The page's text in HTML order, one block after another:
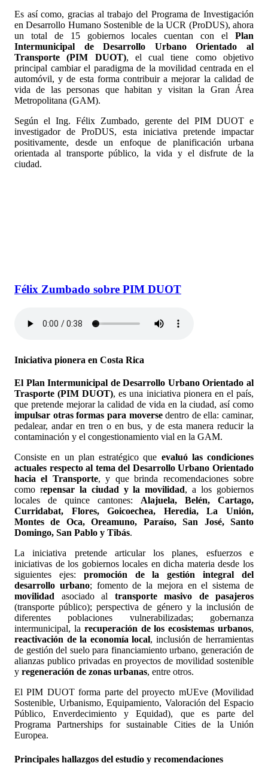
Es así como, gracias al trabajo del Programa de Investigación
en Desarrollo Humano Sostenible de la UCR (ProDUS), ahora
un total de 15 gobiernos locales cuentan con el Plan
Intermunicipal de Desarrollo Urbano Orientado al
Transporte (PIM DUOT), el cual tiene como objetivo
principal cambiar el paradigma de la movilidad centrada en el
automóvil, y de esta forma contribuir a mejorar la calidad de
vida de las personas que habitan y visitan la Gran Área
Metropolitana (GAM).
Según el Ing. Félix Zumbado, gerente del PIM DUOT e
investigador de ProDUS, esta iniciativa pretende impactar
positivamente, desde un enfoque de planificación urbana
orientada al transporte público, la vida y el disfrute de la
ciudad.
Félix Zumbado sobre PIM DUOT
Iniciativa pionera en Costa Rica
El Plan Intermunicipal de Desarrollo Urbano Orientado al
Trasporte (PIM DUOT), es una iniciativa pionera en el país,
que pretende mejorar la calidad de vida en la ciudad, así como
impulsar otras formas para moversedentro de ella: caminar,
pedalear, andar en tren o en bus, y de esta manera reducir la
contaminación y el congestionamiento vial en la GAM.
Consiste en un plan estratégico que evaluó las condiciones
actuales respecto al tema del Desarrollo Urbano Orientado
hacia el Transporte, y que brinda recomendaciones sobre
como repensar la ciudad y la movilidad, a los gobiernos
locales de quince cantones: Alajuela, Belén, Cartago,
Curridabat, Flores, Goicoechea, Heredia, La Unión,
Montes de Oca, Oreamuno, Paraíso, San José, Santo
Domingo, San Pablo y Tibás.
La iniciativa pretende articular los planes, esfuerzos e
iniciativas de los gobiernos locales en dicha materia desde los
siguientes ejes: promoción de la gestión integral del
desarrollo urbano; fomento de la mejora en el sistema de
movilidad asociado al transporte masivo de pasajeros
(transporte público); perspectiva de género y la inclusión de
diferentes poblaciones vulnerabilizadas; gobernanza
intermunicipal, la recuperación de los ecosistemas urbanos,
reactivación de la economía local, inclusión de herramientas
de gestión del suelo para financiamiento urbano, generación de
alianzas publico privadas en proyectos de movilidad sostenible
y regeneración de zonas urbanas, entre otros.
El PIM DUOT forma parte del proyecto mUEve (Movilidad
Sostenible, Urbanismo, Equipamiento, Valoración del Espacio
Público, Enverdecimiento y Equidad), que es parte del
Programa Partnerships for sustainable Cities de la Unión
Europea.
Principales hallazgos del estudio y recomendaciones